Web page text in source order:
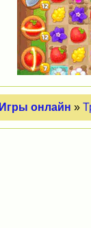
Игры онлайн »